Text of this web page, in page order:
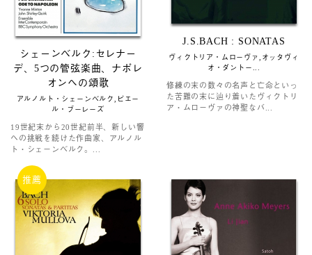
シェーンベルク:セレナー
デ、5つの管弦楽曲、ナポレ
オンへの頌歌
アルノルト・シェーンベルク,ピエー
ル・ブーレーズ
19世紀末から20世紀前半、新しい響
への挑戦を続けた作曲家、アルノル
ト・シェーンベルク。...
J.S.BACH : SONATAS
ヴィクトリア・ムローヴァ,オッタヴィ
オ・ダントー...
修練の末の数々の名声と亡命といっ
た苦難の末に辿り着いたヴィクトリ
ア・ムローヴァの神聖なバ...
推薦